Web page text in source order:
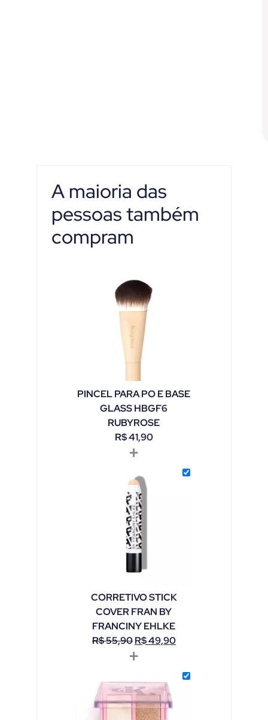
A maioria das
pessoas também
compram
PINCEL PARA PO E BASE
GLASS HBGF6
RUBYROSE
R$41,90
+
CORRETIVO STICK
COVER FRAN BY
FRANCINY EHLKE
R$55,90R$49,90
+